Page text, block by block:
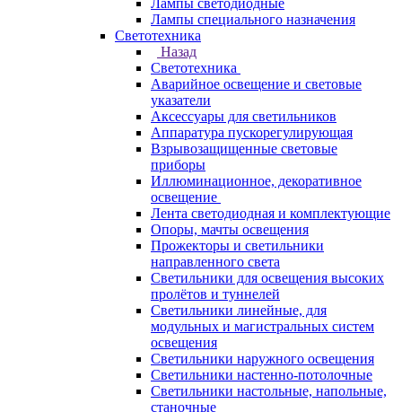
Лампы светодиодные
Лампы специального назначения
Светотехника
Назад
Светотехника
Аварийное освещение и световые
указатели
Аксессуары для светильников
Аппаратура пускорегулирующая
Взрывозащищенные световые
приборы
Иллюминационное, декоративное
освещение
Лента светодиодная и комплектующие
Опоры, мачты освещения
Прожекторы и светильники
направленного света
Светильники для освещения высоких
пролётов и туннелей
Светильники линейные, для
модульных и магистральных систем
освещения
Светильники наружного освещения
Светильники настенно-потолочные
Светильники настольные, напольные,
станочные